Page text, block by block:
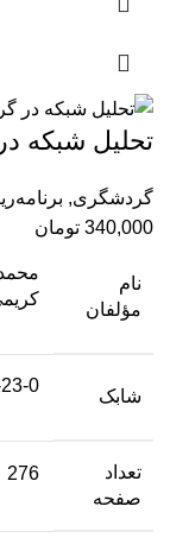
تحلیل شبکه
گردشگری,
340,000 تومان
نام
مؤلفان
شابک
0
تعداد
صفحه
276